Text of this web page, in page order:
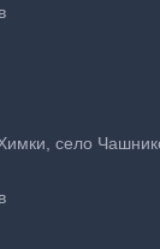
село